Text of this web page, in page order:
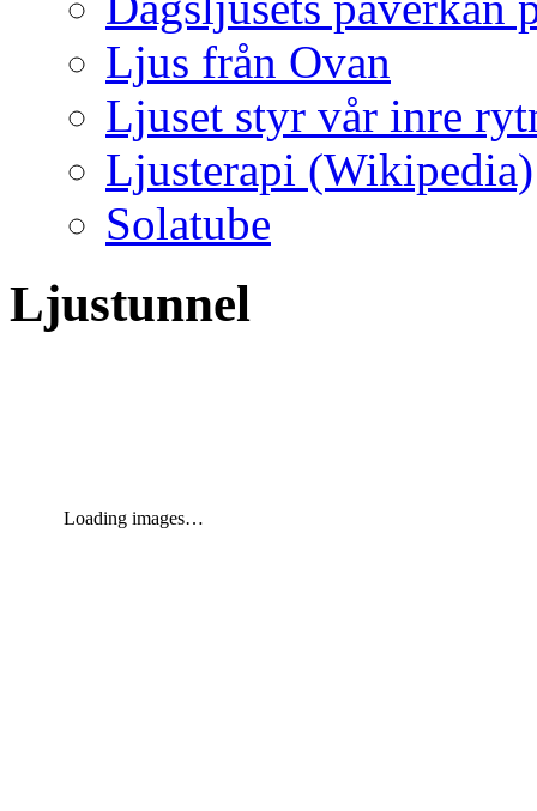
Ljus från Ovan
Ljuset styr vår inre
Ljusterapi (Wikipedia)
Solatube
Ljustunnel
Loading images…